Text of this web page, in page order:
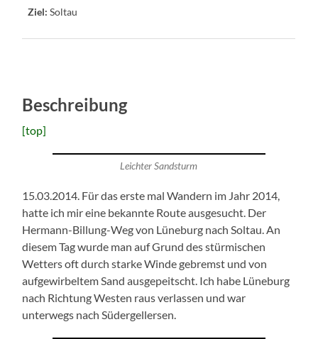
Ziel: Soltau
Beschreibung
[top]
Leichter Sandsturm
15.03.2014. Für das erste mal Wandern im Jahr 2014,
hatte ich mir eine bekannte Route ausgesucht. Der
Hermann-Billung-Weg von Lüneburg nach Soltau. An
diesem Tag wurde man auf Grund des stürmischen
Wetters oft durch starke Winde gebremst und von
aufgewirbeltem Sand ausgepeitscht. Ich habe Lüneburg
nach Richtung Westen raus verlassen und war
unterwegs nach Südergellersen.